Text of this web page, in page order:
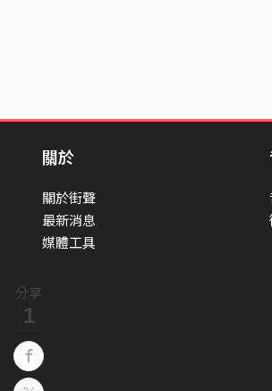
分享
1
關於
關於街聲
最新消息
媒體工具